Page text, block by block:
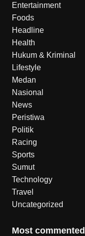
Entertainment
Foods
Headline
Health
Hukum & Kriminal
Lifestyle
Medan
Nasional
News
Peristiwa
Politik
Racing
Sports
Sumut
Technology
Travel
Uncategorized
Most commented